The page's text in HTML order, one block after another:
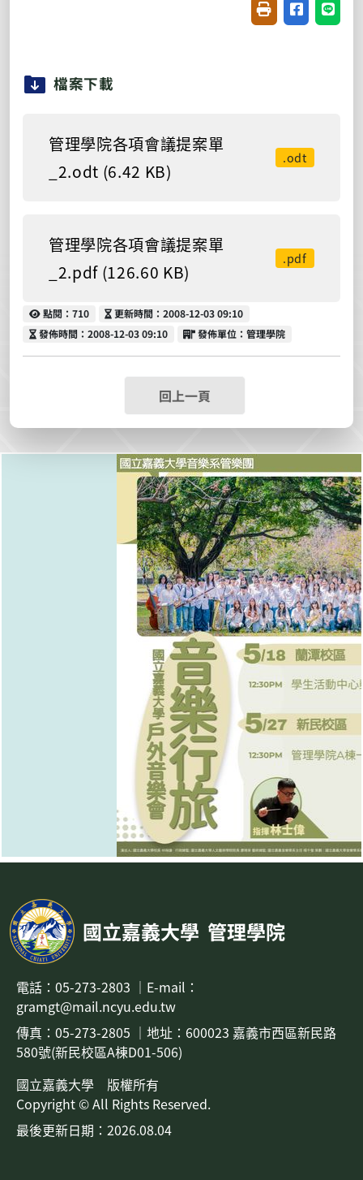
友善列印(開新視
分享至臉書
分享
檔案下載
管理學院各項會議提案單
_2.odt (6.42 KB)
.odt
管理學院各項會議提案單
_2.pdf (126.60 KB)
.pdf
點閱
點閱：710 更新時間
更新時間：2008-12-03 09:10
發佈時間
發佈時間：2008-12-03 09:10 發佈單位
發佈單位：管理學院
回上一頁
國立嘉義大學 管理學院
電話： 05-273-2803 ｜ E-mail：
gramgt@mail.ncyu.edu.tw
傳真：05-273-2805 ｜地址： 600023 嘉義市西區新民路
580號(新民校區A棟D01-506)
國立嘉義大學 版權所有
Copyright © All Rights Reserved.
最後更新日期：2026.08.04